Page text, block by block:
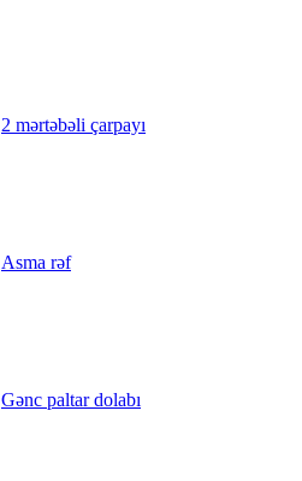
2 mərtəbəli çarpayı
Asma rəf
Gənc paltar dolabı